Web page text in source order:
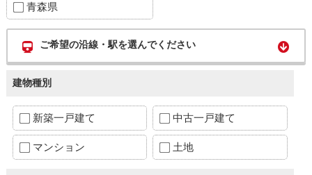
青森県
ご希望の沿線・駅を選んでください
建物種別
新築一戸建て 中古一戸建て
マンション 土地